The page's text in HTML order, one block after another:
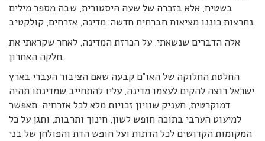
בשטיח, אלא בזכרה של שעה היסטורית, שבה מספר מילים
נחרצות כוננו מציאות חברתית חדשה: מדינה, אזרחים, קולקטיב.
אלה הדברים שנשאתי, על הכרזת המדינה, לאחר שקראתי את
חלקה האחרון.
החלטת החלוקה של האו”ם קבעה שאם הציבור העברי בארץ
ישראל רוצה להקים לעצמו מדינה, עליו להתחייב שמדינתו תהיה
דמוקרטית, תעניק שוויון זכויות מלא לכל אזרחיה, תאפשר
למיעוט הערבי בתוכה חופש לשון, חינוך ותרבות, ותגן על כל
המקומות הקדושים לכל הדתות ועל חופש הדת והפולחן של בני